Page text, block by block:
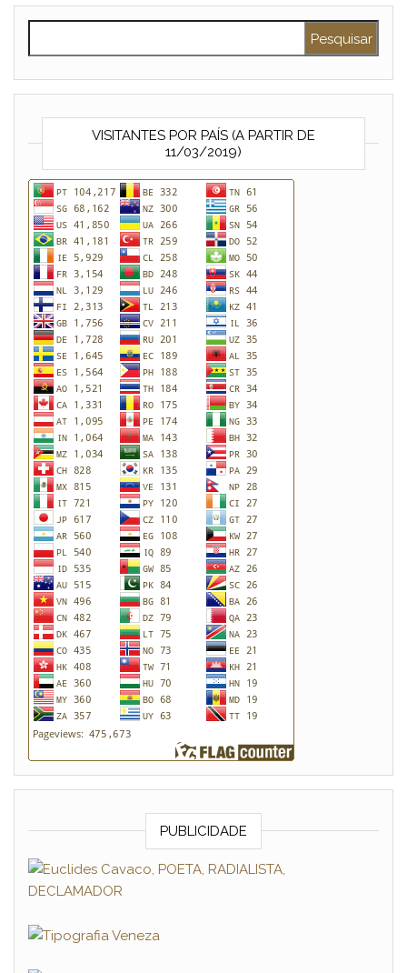
VISITANTES POR PAÍS (A PARTIR DE
11/03/2019)
PUBLICIDADE